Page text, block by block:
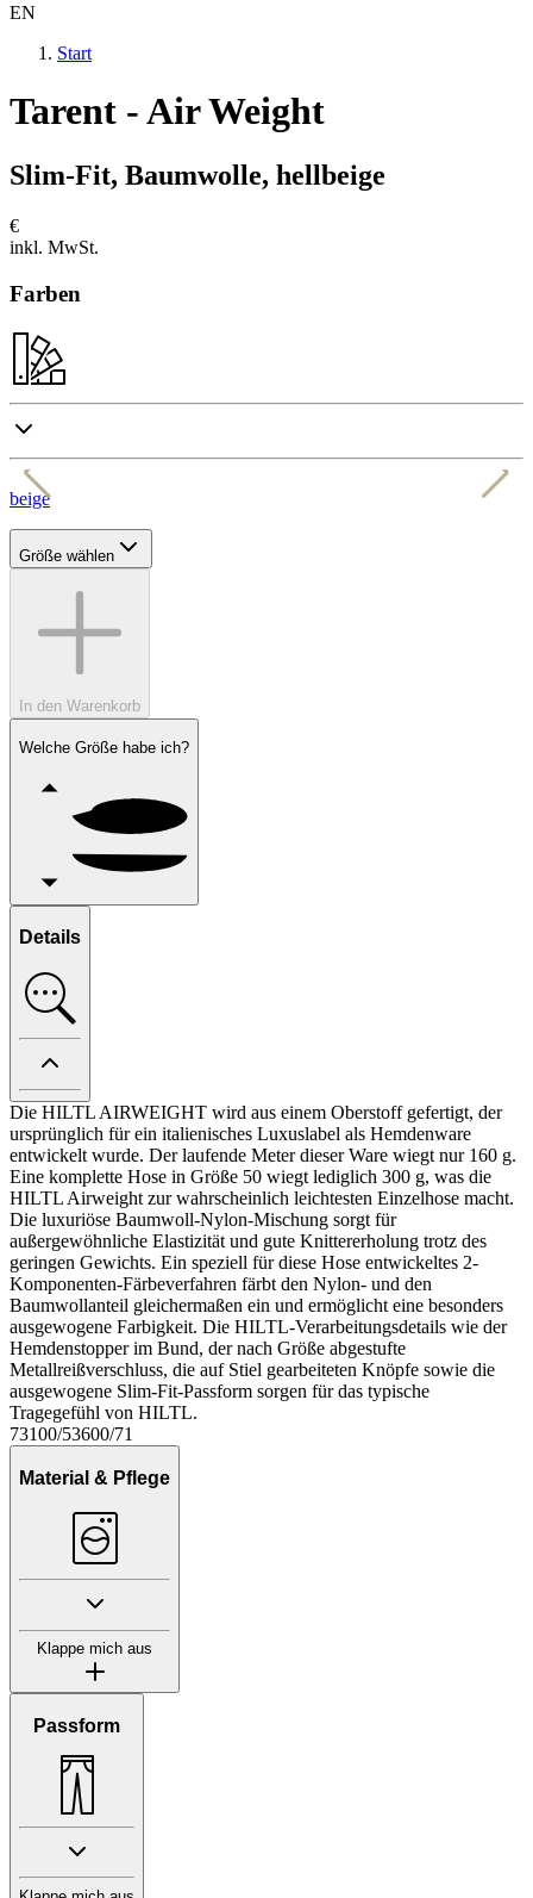
EN
Start
Tarent - Air Weight
Slim-Fit, Baumwolle, hellbeige
€
inkl. MwSt.
Farben
beige
Größe wählen
In den Warenkorb
Welche Größe habe ich?
Details
Die HILTL AIRWEIGHT wird aus einem Oberstoff gefertigt, der
ursprünglich für ein italienisches Luxuslabel als Hemdenware
entwickelt wurde. Der laufende Meter dieser Ware wiegt nur 160 g.
Eine komplette Hose in Größe 50 wiegt lediglich 300 g, was die
HILTL Airweight zur wahrscheinlich leichtesten Einzelhose macht.
Die luxuriöse Baumwoll-Nylon-Mischung sorgt für
außergewöhnliche Elastizität und gute Knittererholung trotz des
geringen Gewichts. Ein speziell für diese Hose entwickeltes 2-
Komponenten-Färbeverfahren färbt den Nylon- und den
Baumwollanteil gleichermaßen ein und ermöglicht eine besonders
ausgewogene Farbigkeit. Die HILTL-Verarbeitungsdetails wie der
Hemdenstopper im Bund, der nach Größe abgestufte
Metallreißverschluss, die auf Stiel gearbeiteten Knöpfe sowie die
ausgewogene Slim-Fit-Passform sorgen für das typische
Tragegefühl von HILTL.
73100/53600/71
Material & Pflege
Klappe mich aus
Passform